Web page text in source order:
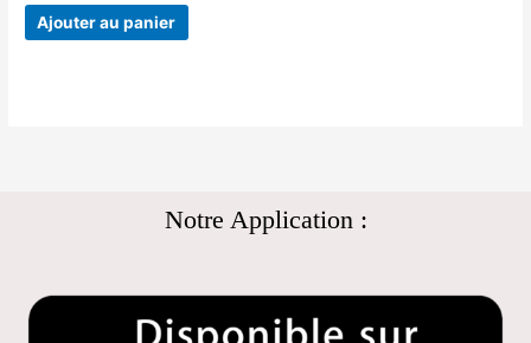
Ajouter au panier
Notre Application :